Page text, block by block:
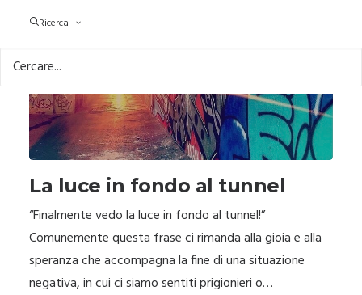
Ricerca
La luce in fondo al tunnel
“Finalmente vedo la luce in fondo al tunnel!”
Comunemente questa frase ci rimanda alla gioia e alla
speranza che accompagna la fine di una situazione
negativa, in cui ci siamo sentiti prigionieri o…